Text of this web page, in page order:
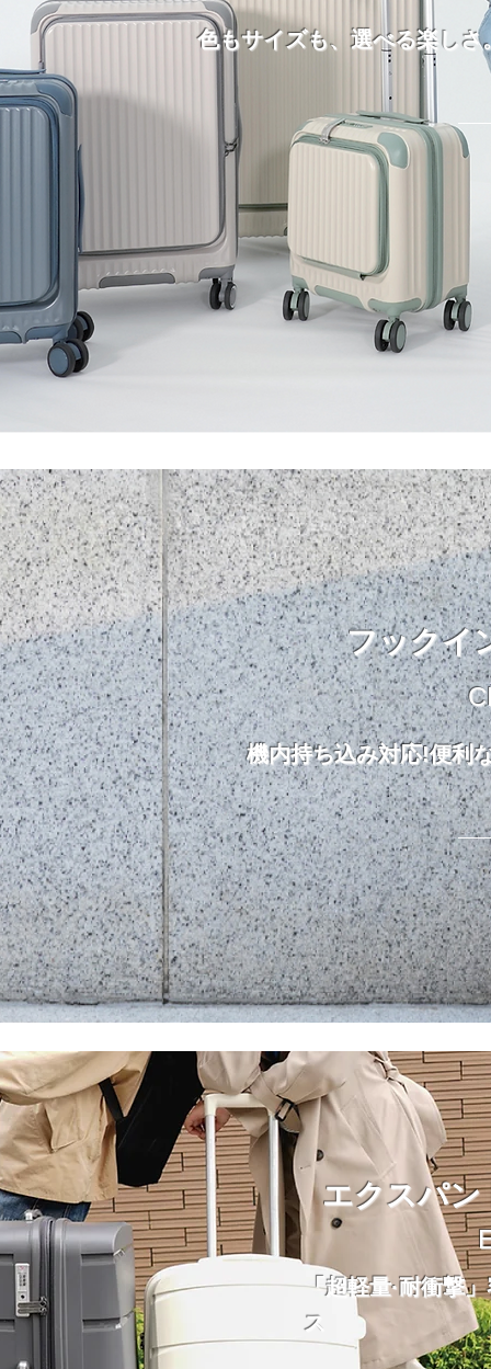
色もサイズも、選べる楽し
フックイ
機内持ち込み対応!便利
エクスパ
「超軽量·耐衝撃
ス